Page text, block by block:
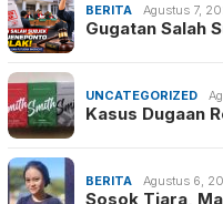
BERITA Agustus 7,
Gugatan Salah
UNCATEGORIZED
Kasus Dugaan
BERITA Agustus 6,
Sosok Tiara,